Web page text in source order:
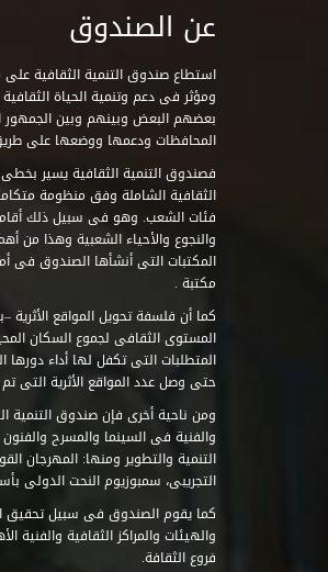
عن الصندوق
ومؤثر فى دعم وتنمية الحياة
بعضهم البعض وبينهم وبين
المحافظات ودعمها ووضعها على طريق
فصندوق التنمية الثقافية يسير
الثقافية الشاملة وفق منظومة
فئات الشعب. وهو فى سبيل ذلك أقام
والنجوع والأحياء الشعبية وهذا من
مكتبة .
كما أن فلسفة تحويل المواقع الأثرية
المستوى الثقافى لجموع السكان
حتى وصل عدد المواقع الأثرية التى تم
ومن ناحية أخرى فإن صندوق التنمية
والفنية فى السينما والمسرح
التنمية والتطوير ومنها: المهرجان
التجريبى، سمبوزيوم النحت الدولى
كما يقوم الصندوق فى سبيل تحقيق
والهيئات والمراكز الثقافية
فروع الثقافة.